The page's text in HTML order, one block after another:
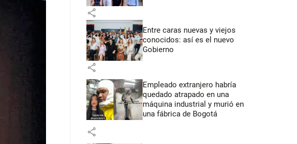
share
Entre caras nuevas y viejos
conocidos: así es el nuevo
Gobierno
share
Empleado extranjero habría
quedado atrapado en una
máquina industrial y murió en
una fábrica de Bogotá
share